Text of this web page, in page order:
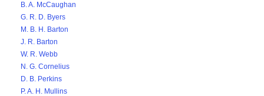
B. A. McCaughan
G. R. D. Byers
M. B. H. Barton
J. R. Barton
W. R. Webb
N. G. Cornelius
D. B. Perkins
P. A. H. Mullins